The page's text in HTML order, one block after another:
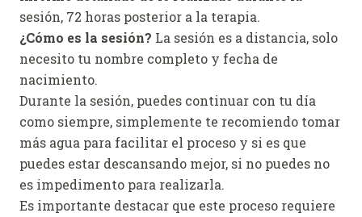
sesión, 72 horas posterior a la terapia.
¿Cómo es la sesión? La sesión es a distancia, solo
necesito tu nombre completo y fecha de
nacimiento.
Durante la sesión, puedes continuar con tu día
como siempre, simplemente te recomiendo tomar
más agua para facilitar el proceso y si es que
puedes estar descansando mejor, si no puedes no
es impedimento para realizarla.
Es importante destacar que este proceso requiere